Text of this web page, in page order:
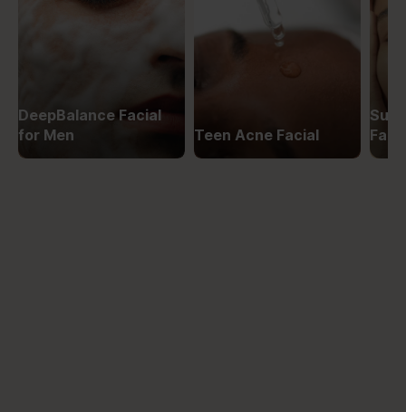
DeepBalance Facial
for Men
Teen Acne Facial